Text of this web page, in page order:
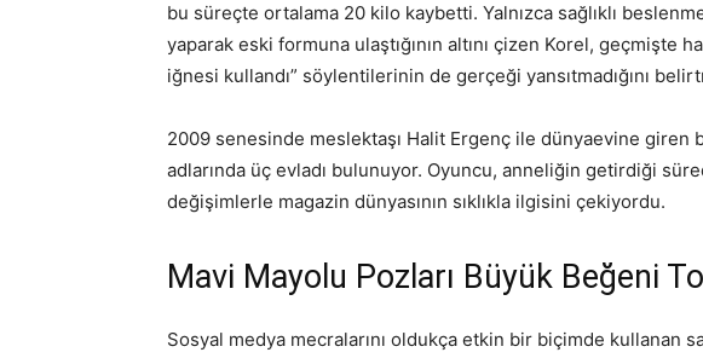
bu süreçte ortalama 20 kilo kaybetti. Yalnızca sağlıklı
yaparak eski formuna ulaştığının altını çizen Korel, geçmişte
iğnesi kullandı” söylentilerinin de gerçeği yansıtmadığını
2009 senesinde meslektaşı Halit Ergenç ile dünyaevine giren
adlarında üç evladı bulunuyor. Oyuncu, anneliğin getirdiği
değişimlerle magazin dünyasının sıklıkla ilgisini çekiyordu.
Mavi Mayolu Pozları Büyük Beğeni
Sosyal medya mecralarını oldukça etkin bir biçimde kullanan